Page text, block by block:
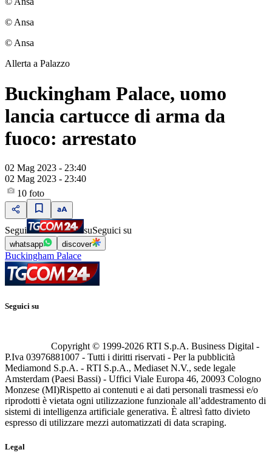
© Ansa
© Ansa
Allerta a Palazzo
Buckingham Palace, uomo
lancia cartucce di arma da
fuoco: arrestato
02 Mag 2023 - 23:40
02 Mag 2023 - 23:40
10 foto
Segui suSeguici su
whatsapp discover
Buckingham Palace
Seguici su
Copyright © 1999-2026 RTI S.p.A. Business Digital -
P.Iva 03976881007 - Tutti i diritti riservati - Per la pubblicità
Mediamond S.p.A. - RTI S.p.A., Mediaset N.V., sede legale
Amsterdam (Paesi Bassi) - Uffici Viale Europa 46, 20093 Cologno
Monzese (MI)Rispetto ai contenuti e ai dati personali trasmessi e/o
riprodotti è vietata ogni utilizzazione funzionale all’addestramento di
sistemi di intelligenza artificiale generativa. È altresì fatto divieto
espresso di utilizzare mezzi automatizzati di data scraping.
Legal